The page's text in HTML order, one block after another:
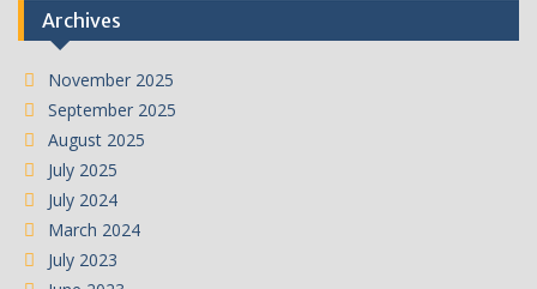
Archives
November 2025
September 2025
August 2025
July 2025
July 2024
March 2024
July 2023